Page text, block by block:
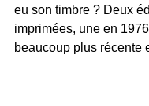
eu son timbre ? Deux
imprimées, une en
beaucoup plus récente